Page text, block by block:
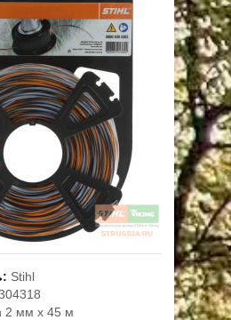
СОГЛАШЕНИЕ
Stihl
2 мм х 45 м